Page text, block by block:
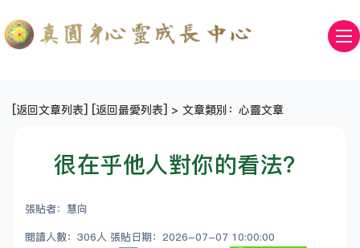
[返回文章列表] [返回最愛列表] > 文章類別：心靈文章
很在乎他人對你的看法？
張貼者：慧向
閱讀人數：306人 張貼日期：2026-07-07 10:00:00